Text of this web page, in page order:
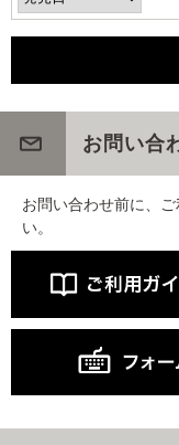
お問い合
お問い合わせ前に、
い。